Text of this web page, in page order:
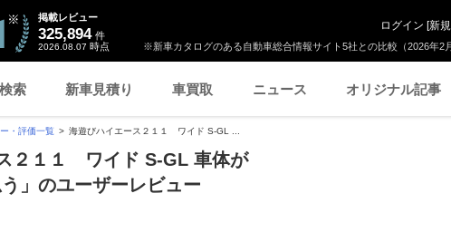
※新車カタログのある自動車総合情報サイト5社との比較（2026年2
掲載レビュー
325,894 件
2026.08.07 時点
ログイン [新
索 新車見積り 車買取 ニュース オリジナル記事
・評価一覧 海遊びハイエース２１１ ワイド S-GL ...
２１１ ワイド S-GL 車体が
」のユーザーレビュー